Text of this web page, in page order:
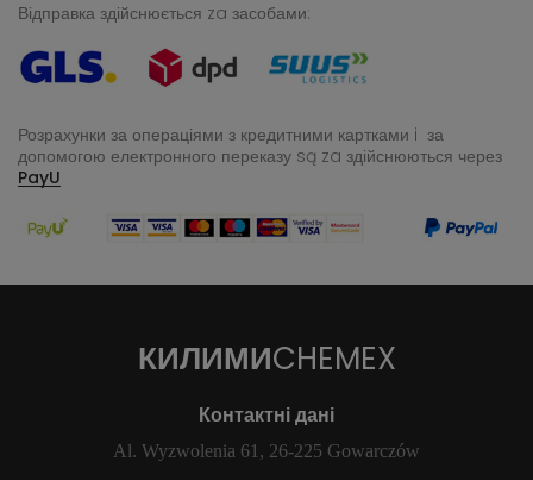
Відправка здійснюється za засобами:
Розрахунки за операціями з кредитними картками i за
допомогою електронного переказу są za здійснюються через
PayU
КИЛИМИCHEMEX
Контактні дані
Al. Wyzwolenia 61, 26-225 Gowarczów